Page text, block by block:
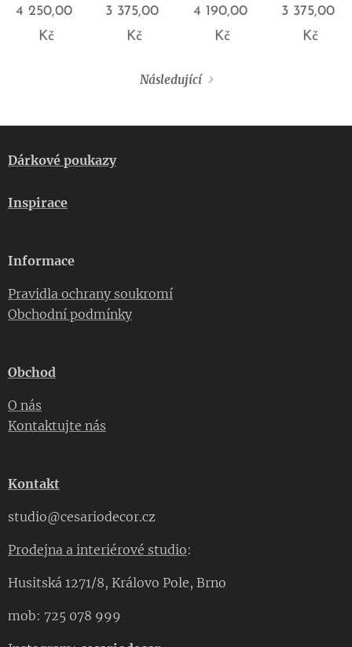
4 250,00
Kč
3 375,00
Kč
4 190,00
Kč
3 375,00
Kč
Následující
Dárkové poukazy
Inspirace
Informace
Pravidla ochrany soukromí
Obchodní podmínky
Obchod
O nás
Kontaktujte nás
Kontakt
studio@cesariodecor.cz
Prodejna a interiérové studio:
Husitská 1271/8, Královo Pole, Brno
mob: 725 078 999